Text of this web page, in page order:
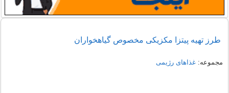
طرز تهیه پیتزا مکزیکی مخصوص گیاهخواران
مجموعه:غذاهای رژیمی